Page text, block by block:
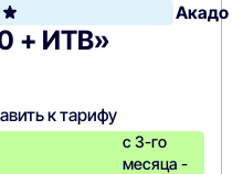
Акадо
+ ИТВ»
к тарифу
с 3-го
месяца -